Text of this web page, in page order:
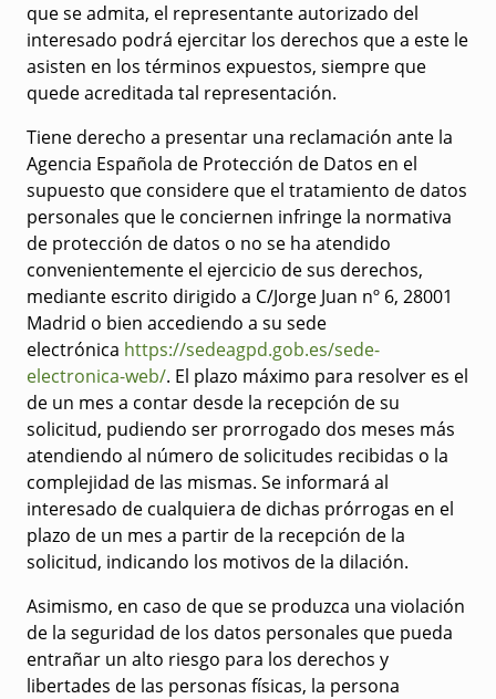
que se admita, el representante autorizado del
interesado podrá ejercitar los derechos que a este le
asisten en los términos expuestos, siempre que
quede acreditada tal representación.
Tiene derecho a presentar una reclamación ante la
Agencia Española de Protección de Datos en el
supuesto que considere que el tratamiento de datos
personales que le conciernen infringe la normativa
de protección de datos o no se ha atendido
convenientemente el ejercicio de sus derechos,
mediante escrito dirigido a C/Jorge Juan nº 6, 28001
Madrid o bien accediendo a su sede
electrónica https://sedeagpd.gob.es/sede-
electronica-web/. El plazo máximo para resolver es el
de un mes a contar desde la recepción de su
solicitud, pudiendo ser prorrogado dos meses más
atendiendo al número de solicitudes recibidas o la
complejidad de las mismas. Se informará al
interesado de cualquiera de dichas prórrogas en el
plazo de un mes a partir de la recepción de la
solicitud, indicando los motivos de la dilación.
Asimismo, en caso de que se produzca una violación
de la seguridad de los datos personales que pueda
entrañar un alto riesgo para los derechos y
libertades de las personas físicas, la persona